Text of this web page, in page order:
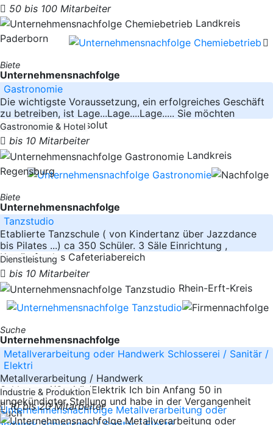
50 bis 100 Mitarbeiter
Landkreis
Paderborn
Biete
Unternehmensnachfolge
Gastronomie
Die wichtigste Voraussetzung, ein erfolgreiches Geschäft
zu betreiben, ist Lage...Lage....Lage..... Sie möchten
erfolgreich und absolut
Gastronomie & Hotel
bis 10 Mitarbeiter
Landkreis
Regensburg
Biete
Unternehmensnachfolge
Tanzstudio
Etablierte Tanzschule ( von Kindertanz über Jazzdance
bis Pilates ...) ca 350 Schüler. 3 Säle Einrichtung ,
Kostümfundus Cafeteriabereich
Dienstleistung
bis 10 Mitarbeiter
Rhein-Erft-Kreis
Suche
Unternehmensnachfolge
Metallverarbeitung oder Handwerk Schlosserei / Sanitär /
Elektri
Metallverarbeitung / Handwerk
Schlosserei/Sanitär/Elektrik Ich bin Anfang 50 in
ungekündigter Stellung und habe in der Vergangenheit
auch
Industrie & Produktion
10 bis 20 Mitarbeiter